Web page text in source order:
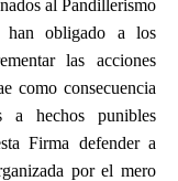
al Pandillerismo
han obligado a los
las acciones
como consecuencia
a hechos punibles
Firma defender a
por el mero